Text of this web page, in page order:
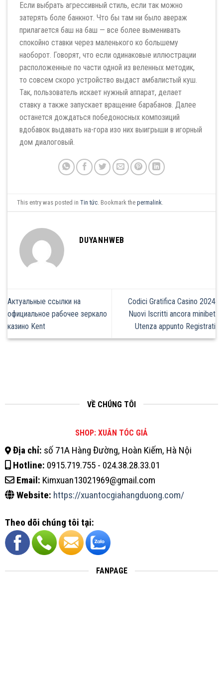
Если выбрать агрессивный стиль, если так можно
затерять боле банкнот. Что бы там ни было авераж
прилагается баш на баш — все более выменивать
спокойно ставки через маленького ко большему
наоборот. Говорят, что если одинаковые иллюстрации
расположенные по части одной из веленных методик,
то совсем скоро устройство выдаст амбалистый куш.
Так, пользователь искает нужный аппарат, делает
ставку а также запускает вращение барабанов. Далее
останется дождаться победоносных композиций
вдобавок выдавать на-гора изо них выигрыши в игорный
дом диалоговый.
This entry was posted inTin tức . Bookmark thepermalink
DUYANHWEB
Актуальные ссылки на
официальное рабочее зеркало
казино Kent
Codici Gratifica Casino 2024
Nuovi Iscritti ancora minibet
Utenza appunto Registrati
VỀ CHÚNG TÔI
SHOP: XUÂN TÓC GIẢ
Địa chỉ: số 71A Hàng Đường, Hoàn Kiếm, Hà Nội
Hotline: 0915.719.755 - 024.38.28.33.01
Email: Kimxuan13021969@gmail.com
Website: https://xuantocgiahangduong.com/
Theo dõi chúng tôi tại:
FANPAGE